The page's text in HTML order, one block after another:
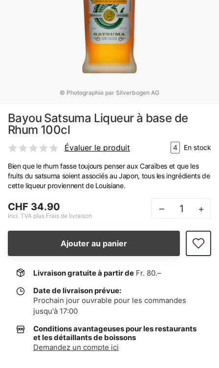
© Photographie par Silverbogen AG
Bayou Satsuma Liqueur à base de
Rhum 100cl
Évaluer le produit 4 En stock
Bien que le rhum fasse toujours penser aux Caraïbes et que les
fruits du satsuma soient associés au Japon, tous les ingrédients de
cette liqueur proviennent de Louisiane.
CHF 34.90
Incl. TVA plus Frais de livraison
– +
Ajouter au panier
Livraison gratuite à partir de Fr. 80.–
Date de livraison prévue:
Prochain jour ouvrable pour les commandes
jusqu'à 17:00
Conditions avantageuses pour les restaurants
et les détaillants de boissons
Demandez un compte ici